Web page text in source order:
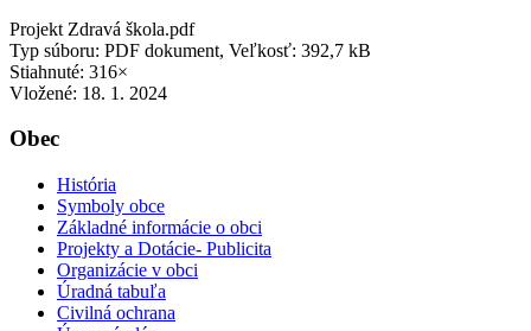
Projekt Zdravá škola.pdf
Typ súboru: PDF dokument, Veľkosť: 392,7 kB
Stiahnuté: 316×
Vložené: 18. 1. 2024
Obec
História
Symboly obce
Základné informácie o obci
Projekty a Dotácie- Publicita
Organizácie v obci
Úradná tabuľa
Civilná ochrana